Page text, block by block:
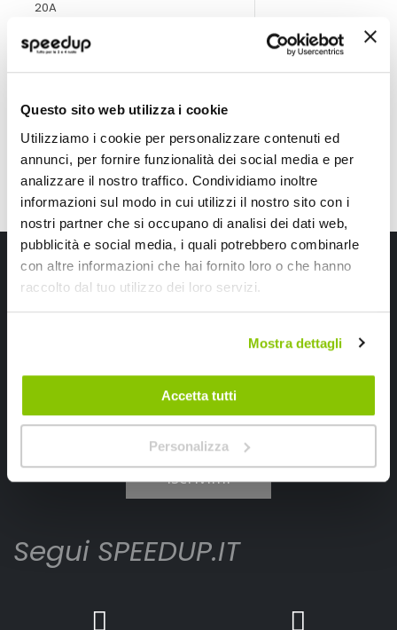
Questo sito web utilizza i cookie
Utilizziamo i cookie per personalizzare contenuti ed
annunci, per fornire funzionalità dei social media e per
analizzare il nostro traffico. Condividiamo inoltre
informazioni sul modo in cui utilizzi il nostro sito con i
nostri partner che si occupano di analisi dei dati web,
pubblicità e social media, i quali potrebbero combinarle
con altre informazioni che hai fornito loro o che hanno
raccolto dal tuo utilizzo dei loro servizi.
Mostra dettagli
Accetta tutti
Personalizza
20A
7,90 €
Prezzo
11,85 € -21%
Iscriviti alla newsletter Speedup
Ho letto e accettato il documento
Iscrivimi
Segui SPEEDUP.IT